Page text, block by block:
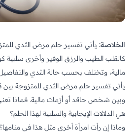
الخلاصة: يأتي تفسير حلم مرض الثدي
كالقلب الطيب والرزق الوفير وأخرى سلبية
مالية، وتختلف بحسب حالة الثدي
يأتي تفسير حلم مرض الثدي للمتزوجة بين
وبين شخص حاقد أو أزمات مالية. فماذا
هي الدلالات الإيجابية والسلبية لهذا الحلم؟
وماذا إن رأت امرأة أخرى مثل هذا في